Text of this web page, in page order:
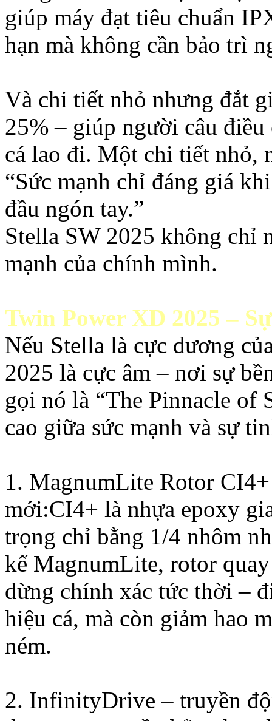
giúp máy đạt tiêu chuẩn
hạn mà không cần bảo trì
Và chi tiết nhỏ nhưng đắt
25% – giúp người câu
cá lao đi. Một chi tiết nhỏ,
“Sức mạnh chỉ đáng giá
đầu ngón tay.”
Stella SW 2025 không chỉ
mạnh của chính mình.
Twin Power XD 2025 –
Nếu Stella là cực dương
2025 là cực âm – nơi sự
gọi nó là “The Pinnacle of
cao giữa sức mạnh và sự
1. MagnumLite Rotor
mới:CI4+ là nhựa epoxy
trọng chỉ bằng 1/4 nhôm
kế MagnumLite, rotor
dừng chính xác tức thời –
hiệu cá, mà còn giảm hao
ném.
2. InfinityDrive – truyền